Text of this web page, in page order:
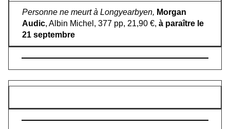
Personne ne meurt à Longyearbyen, Morgan
Audic, Albin Michel, 377 pp, 21,90 €, à paraître le
21 septembre